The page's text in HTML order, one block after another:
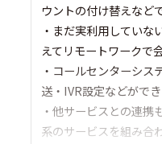
ウントの付け替えなど
・まだ実利用していな
えてリモートワークで
・コールセンターシス
送・IVR設定などがで
・他サービスとの連
系のサービスを組み合